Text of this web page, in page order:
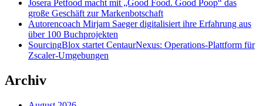
Josera Petfood macht mit „Good Food. Good Poop“ das
große Geschäft zur Markenbotschaft
Autorencoach Mirjam Saeger digitalisiert ihre Erfahrung aus
über 100 Buchprojekten
SourcingBlox startet CentaurNexus: Operations-Plattform für
Zscaler-Umgebungen
Archiv